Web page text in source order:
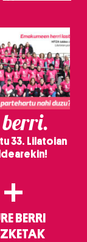
33. Lilatoian
+
BERRI